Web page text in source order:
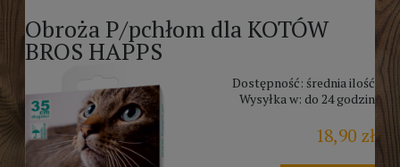
Obroża P/pchłom dla KOTÓW
BROS HAPPS
Dostępność: średnia ilość
Wysyłka w: do 24 godzin
18,90 zł